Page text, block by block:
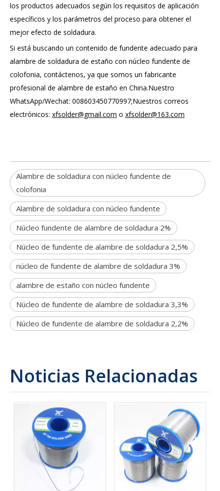
los productos adecuados según los requisitos de aplicación
específicos y los parámetros del proceso para obtener el
mejor efecto de soldadura.
Si está buscando un contenido de fundente adecuado para
alambre de soldadura de estaño con núcleo fundente de
colofonia, contáctenos, ya que somos un fabricante
profesional de alambre de estaño en China.Nuestro
WhatsApp/Wechat: 008603450770997;Nuestros correos
electrónicos: xfsolder@gmail.com o xfsolder@163.com
Alambre de soldadura con núcleo fundente de
colofonia
Alambre de soldadura con núcleo fundente
Núcleo fundente de alambre de soldadura 2%
Núcleo de fundente de alambre de soldadura 2,5%
núcleo de fundente de alambre de soldadura 3%
alambre de estaño con núcleo fundente
Núcleo de fundente de alambre de soldadura 3,3%
Núcleo de fundente de alambre de soldadura 2,2%
Noticias Relacionadas